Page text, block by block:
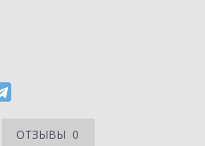
ОТЗЫВЫ 0